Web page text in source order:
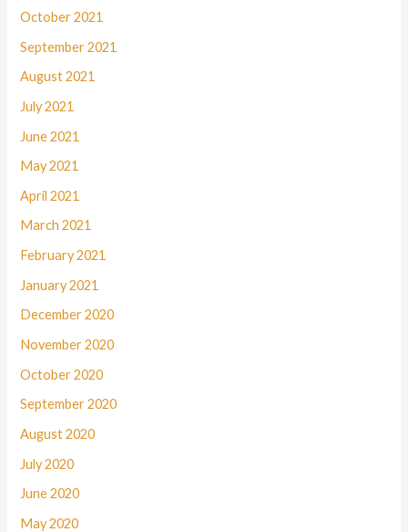
October 2021
September 2021
August 2021
July 2021
June 2021
May 2021
April 2021
March 2021
February 2021
January 2021
December 2020
November 2020
October 2020
September 2020
August 2020
July 2020
June 2020
May 2020